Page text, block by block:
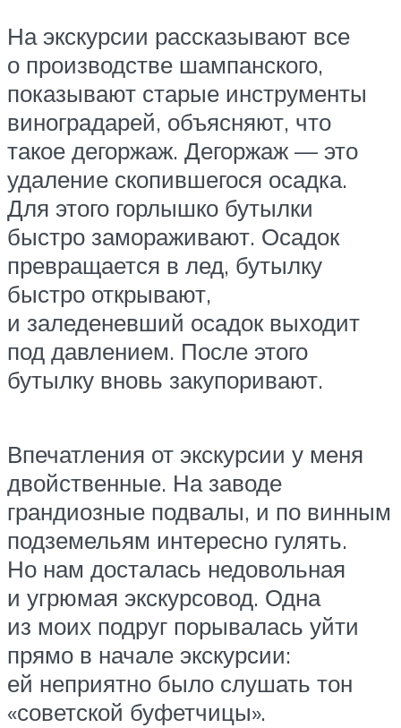
На экскурсии рассказывают все
о производстве шампанского,
показывают старые инструменты
виноградарей, объясняют, что
такое дегоржаж. Дегоржаж — это
удаление скопившегося осадка.
Для этого горлышко бутылки
быстро замораживают. Осадок
превращается в лед, бутылку
быстро открывают,
и заледеневший осадок выходит
под давлением. После этого
бутылку вновь закупоривают.
Впечатления от экскурсии у меня
двойственные. На заводе
грандиозные подвалы, и по винным
подземельям интересно гулять.
Но нам досталась недовольная
и угрюмая экскурсовод. Одна
из моих подруг порывалась уйти
прямо в начале экскурсии:
ей неприятно было слушать тон
«советской буфетчицы».